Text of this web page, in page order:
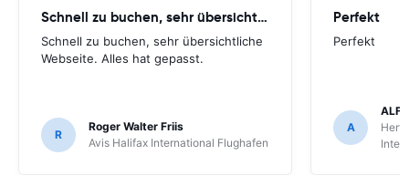
Schnell zu buchen, sehr übersichtliche
Schnell zu buchen, sehr übersichtliche
Webseite. Alles hat gepasst.
R
Roger Walter Friis
Avis Halifax International Flughafen
Perfekt
Perfekt
A